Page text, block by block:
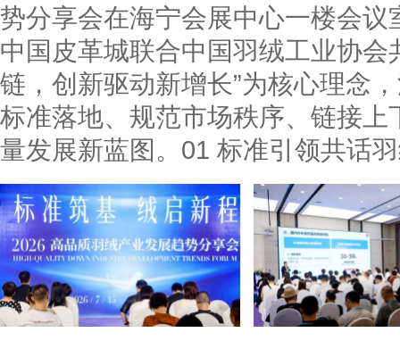
势分享会在海宁会展中心一楼会
中国皮革城联合中国羽绒工业协会
链，创新驱动新增长”为核心理念
标准落地、规范市场秩序、链接
量发展新蓝图。01 标准引领共话